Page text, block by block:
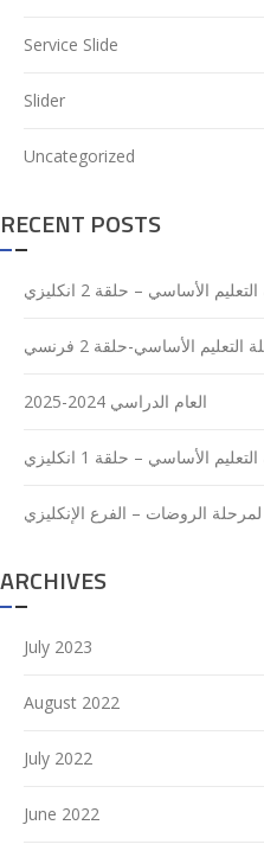
Service Slide
Slider
Uncategorized
RECENT POSTS
الأساسي – حلقة 2 انكليزي
الأساسي-حلقة 2 فرنسي
العام الدراسي 2024-2025
الأساسي – حلقة 1 انكليزي
لمرحلة الروضات – الفرع الإنكليزي
ARCHIVES
July 2023
August 2022
July 2022
June 2022